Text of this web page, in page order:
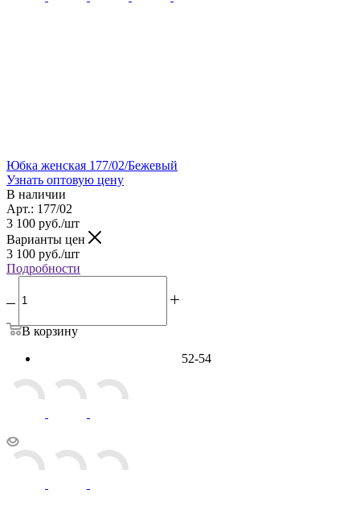
Юбка женская 177/02/Бежевый
Узнать оптовую цену
В наличии
Арт.: 177/02
3 100 руб./шт
Варианты цен
3 100 руб./шт
Подробности
В корзину
52-54